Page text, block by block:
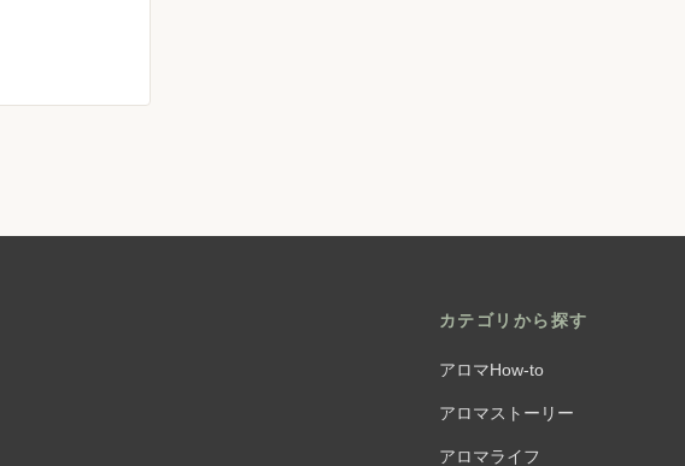
カテゴリから探す
アロマHow-to
アロマストーリー
アロマライフ